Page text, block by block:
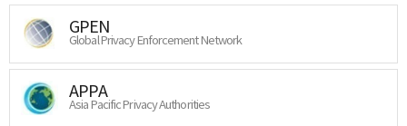
GPEN
Global Privacy Enforcement Network
APPA
Asia Pacific Privacy Authorities